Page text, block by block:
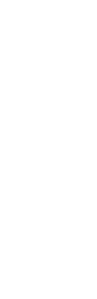
Wuest goes
idyllic
bandages
make
We spoke
child actors –